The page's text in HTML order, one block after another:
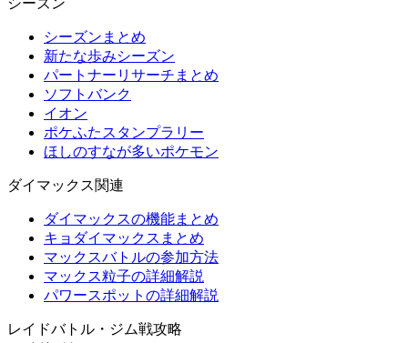
シーズン
シーズンまとめ
新たな歩みシーズン
パートナーリサーチまとめ
ソフトバンク
イオン
ポケふたスタンプラリー
ほしのすなが多いポケモン
ダイマックス関連
ダイマックスの機能まとめ
キョダイマックスまとめ
マックスバトルの参加方法
マックス粒子の詳細解説
パワースポットの詳細解説
レイドバトル・ジム戦攻略